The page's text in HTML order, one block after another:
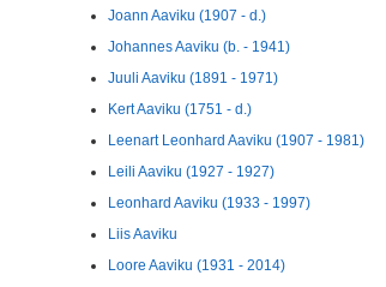
Joann Aaviku (1907 - d.)
Johannes Aaviku (b. - 1941)
Juuli Aaviku (1891 - 1971)
Kert Aaviku (1751 - d.)
Leenart Leonhard Aaviku (1907 - 1981)
Leili Aaviku (1927 - 1927)
Leonhard Aaviku (1933 - 1997)
Liis Aaviku
Loore Aaviku (1931 - 2014)